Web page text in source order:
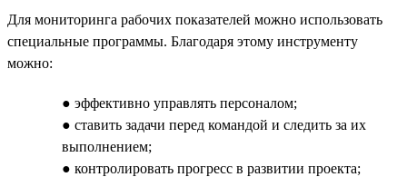
Для мониторинга рабочих показателей можно использовать
специальные программы. Благодаря этому инструменту
можно:
● эффективно управлять персоналом;
● ставить задачи перед командой и следить за их
выполнением;
● контролировать прогресс в развитии проекта;